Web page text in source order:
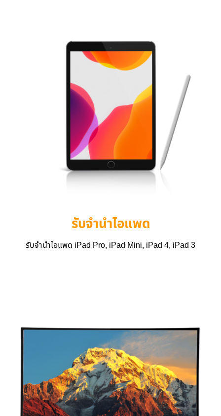
รับจำนำไอแพด
รับจำนำไอแพด iPad Pro, iPad Mini, iPad 4, iPad 3